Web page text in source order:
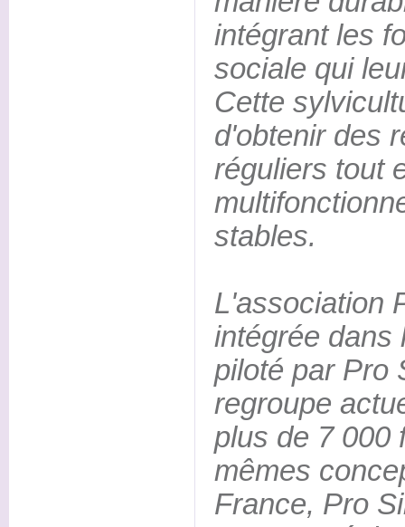
intégrant les
sociale qui
Cette
d'obtenir des
réguliers tout
stables.
L'association
intégrée dans
piloté par Pro
regroupe
plus de 7 000
mêmes
France, Pro